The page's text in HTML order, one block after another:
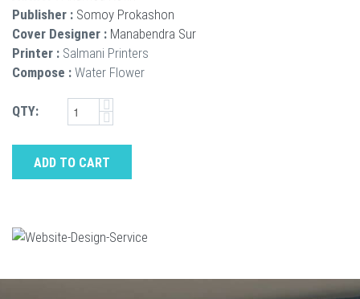
Publisher : Somoy Prokashon
Cover Designer : Manabendra Sur
Printer : Salmani Printers
Compose : Water Flower
QTY:
ADD TO CART